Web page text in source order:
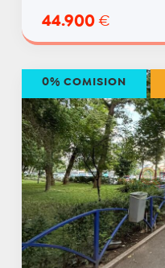
44.900 €
0% COMISION